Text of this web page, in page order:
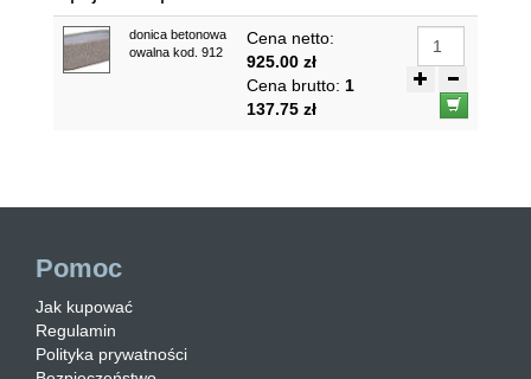
donica betonowa
owalna kod. 912
Cena netto:
925.00 zł
Cena brutto: 1
137.75 zł
Pomoc
Jak kupować
Regulamin
Polityka prywatności